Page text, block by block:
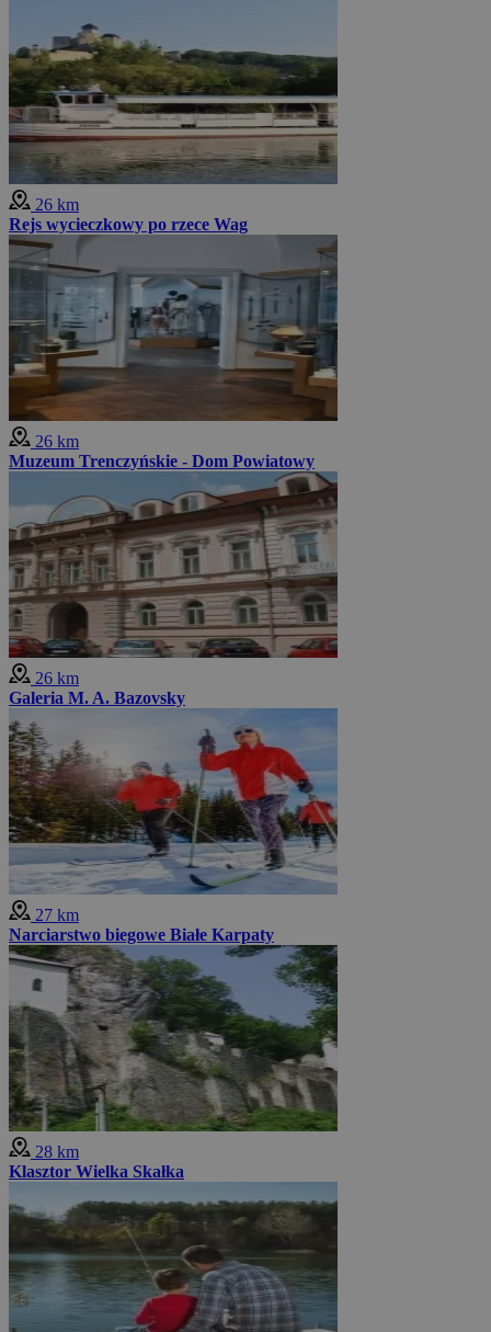
26 km
Rejs wycieczkowy po rzece Wag
26 km
Muzeum Trenczyńskie - Dom Powiatowy
26 km
Galeria M. A. Bazovsky
27 km
Narciarstwo biegowe Białe Karpaty
28 km
Klasztor Wielka Skałka